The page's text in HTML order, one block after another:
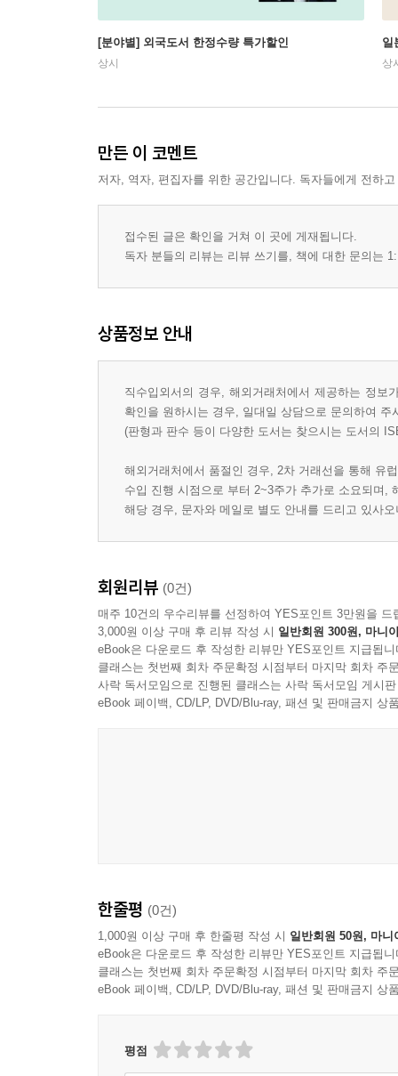
[분야별] 외국도서 한정수량 특가할인
상시
일
상
만든 이 코멘트
저자, 역자, 편집자를 위한 공간입니다. 독자들에게 전하
접수된 글은 확인을 거쳐 이 곳에 게재됩니다.
독자 분들의 리뷰는 리뷰 쓰기를, 책에 대한 문의는
상품정보 안내
직수입외서의 경우, 해외거래처에서 제공하는 정
확인을 원하시는 경우, 일대일 상담으로 문의하여 주
(판형과 판수 등이 다양한 도서는 찾으시는 도서의
해외거래처에서 품절인 경우, 2차 거래선을 통해 유
수입 진행 시점으로 부터 2~3주가 추가로 소요되며,
해당 경우, 문자와 메일로 별도 안내를 드리고 있사
회원리뷰 (0건)
매주 10건의 우수리뷰를 선정하여 YES포인트 3만원을 드
3,000원 이상 구매 후 리뷰 작성 시 일반회원 300원, 마니
eBook은 다운로드 후 작성한 리뷰만 YES포인트 지급됩니
클래스는 첫번째 회차 주문확정 시점부터 마지막 회차 주
사락 독서모임으로 진행된 클래스는 사락 독서모임 게시
eBook 페이백, CD/LP, DVD/Blu-ray, 패션 및 판매금지 상
한줄평 (0건)
1,000원 이상 구매 후 한줄평 작성 시 일반회원 50원, 마니
eBook은 다운로드 후 작성한 리뷰만 YES포인트 지급됩니
클래스는 첫번째 회차 주문확정 시점부터 마지막 회차 주
eBook 페이백, CD/LP, DVD/Blu-ray, 패션 및 판매금지 상
평점